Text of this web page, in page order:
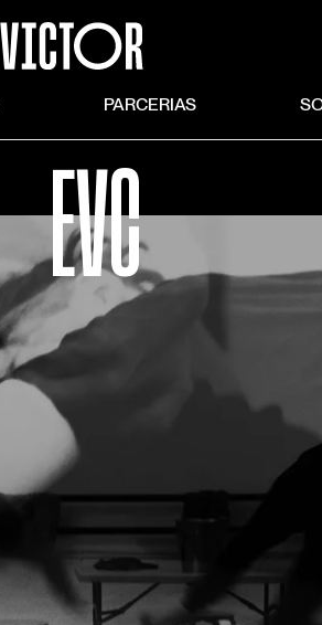
PARCERIAS
EVC
©ANOUSH ABRAR